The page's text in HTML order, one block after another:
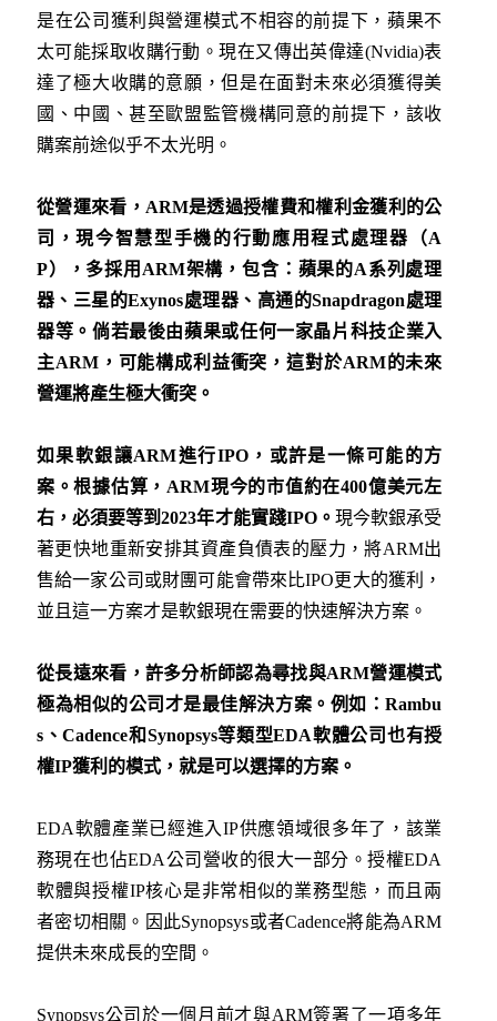
是在公司獲利與營運模式不相容的前提下，蘋果不
太可能採取收購行動。現在又傳出英偉達(Nvidia)表
達了極大收購的意願，但是在面對未來必須獲得美
國、中國、甚至歐盟監管機構同意的前提下，該收
購案前途似乎不太光明。
從營運來看， ARM是透過授權費和權利金獲利的公
司，現今智慧型手機的行動應用程式處理器（A
P），多採用 ARM架構，包含：蘋果的A系列處理
器、三星的Exynos處理器、高通的Snapdragon處理
器等。倘若最後由蘋果或任何一家晶片科技企業入
主ARM，可能構成利益衝突，這對於ARM的未來
營運將產生極大衝突。
如果軟銀讓ARM進行IPO，或許是一條可能的方
案。根據估算， ARM現今的市值約在400億美元左
右，必須要等到2023年才能實踐IPO。 現今軟銀承受
著更快地重新安排其資產負債表的壓力，將ARM出
售給一家公司或財團可能會帶來比IPO更大的獲利，
並且這一方案才是軟銀現在需要的快速解決方案。
從長遠來看，許多分析師認為尋找與ARM營運模式
極為相似的公司才是最佳解決方案。例如：Rambu
s 、Cadence和Synopsys等類型EDA軟體公司也有授
權IP獲利的模式，就是可以選擇的方案。
EDA軟體產業已經進入IP供應領域很多年了，該業
務現在也佔EDA公司營收的很大一部分。授權EDA
軟體與授權IP核心是非常相似的業務型態，而且兩
者密切相關。因此Synopsys或者Cadence將能為ARM
提供未來成長的空間。
Synopsys公司於一個月前才與ARM簽署了一項多年